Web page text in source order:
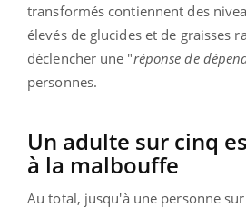
transformés contiennent des
élevés de glucides et de graisses
déclencher une "réponse de
personnes.
Un adulte sur cinq
à la malbouffe
Au total, jusqu'à une personne